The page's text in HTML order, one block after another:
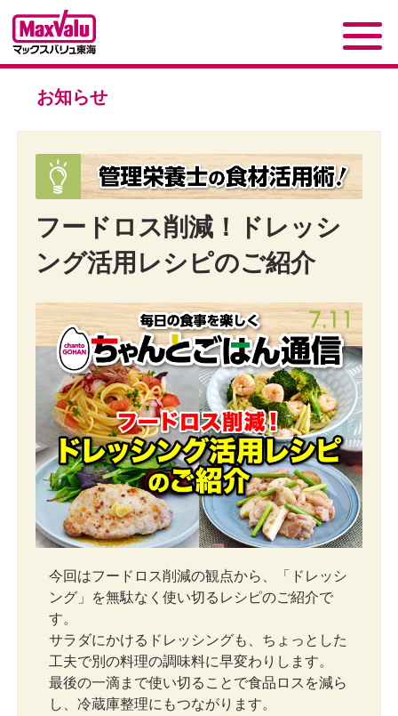
お知らせ
フードロス削減！ドレッシ
ング活用レシピのご紹介
今回はフードロス削減の観点から、「ドレッシ
ング」を無駄なく使い切るレシピのご紹介で
す。
サラダにかけるドレッシングも、ちょっとした
工夫で別の料理の調味料に早変わりします。
最後の一滴まで使い切ることで食品ロスを減ら
し、冷蔵庫整理にもつながります。